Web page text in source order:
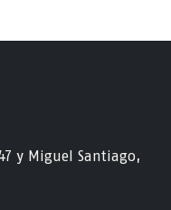
y Miguel Santiago,